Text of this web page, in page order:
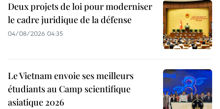
Deux projets de loi pour moderniser
le cadre juridique de la défense
04/08/2026 04:35
Le Vietnam envoie ses meilleurs
étudiants au Camp scientifique
asiatique 2026